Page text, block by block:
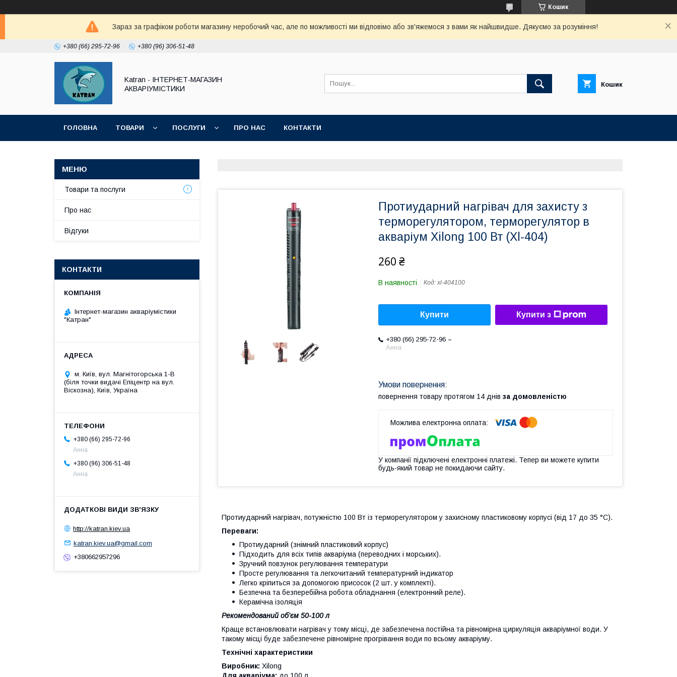
Кошик
Зараз за графіком роботи магазину неробочий час, але по можливості ми відповімо або зв'яжемося з вами як найшвидше. Дякуємо за розуміння!
+380 (66) 295-72-96 +380 (96) 306-51-48
Katran - ІНТЕРНЕТ-МАГАЗИН
АКВАРІУМІСТИКИ
Кошик
ГОЛОВНА ТОВАРИ ПОСЛУГИ ПРО НАС КОНТАКТИ
Протиударний нагрівач для захисту з
терморегулятором, терморегулятор в
акваріум Xilong 100 Вт (Xl-404)
260 ₴
В наявності Код: xl-404100
Купити Купити з
+380 (66) 295-72-96
Анна
повернення товару протягом 14 днів за домовленістю
У компанії підключені електронні платежі. Тепер ви можете купити
будь-який товар не покидаючи сайту.
Протиударний нагрівач, потужністю 100 Вт із терморегулятором у захисному пластиковому корпусі (від 17 до 35 °C).
Переваги:
Протиударний (знімний пластиковий корпус)
Підходить для всіх типів акваріума (переводних і морських).
Зручний повзунок регулювання температури
Просте регулювання та легкочитаний температурний індикатор
Легко кріпиться за допомогою присосок (2 шт. у комплекті).
Безпечна та безперебійна робота обладнання (електронний реле).
Керамічна ізоляція
Рекомендований об'єм 50-100 л
Краще встановлювати нагрівач у тому місці, де забезпечена постійна та рівномірна циркуляція акваріумної води. У
такому місці буде забезпечене рівномірне прогрівання води по всьому акваріуму.
Технічні характеристики
Виробник: Xilong
Для акваріума: до 100 л
Товари та послуги
Про нас
Відгуки
КОНТАКТИ
Інтернет-магазин акваріумістики
"Катран"
м. Київ, вул. Магнітогорська 1-В
(біля точки видачі Епіцентр на вул.
Віскозна), Київ, Україна
+380 (66) 295-72-96
Анна
+380 (96) 306-51-48
Анна
http://katran.kiev.ua
katran.kiev.ua@gmail.com
+380662957296